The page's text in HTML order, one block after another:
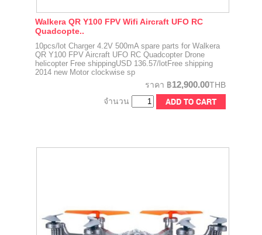
Walkera QR Y100 FPV Wifi Aircraft UFO RC
Quadcopte..
10pcs/lot Charger 4.2V 500mA spare parts for Walkera
QR Y100 FPV Aircraft UFO RC Quadcopter Drone
helicopter Free shippingUSD 136.57/lotFree shipping
2014 new Motor clockwise sp
ราคา ฿12,900.00THB
จำนวน